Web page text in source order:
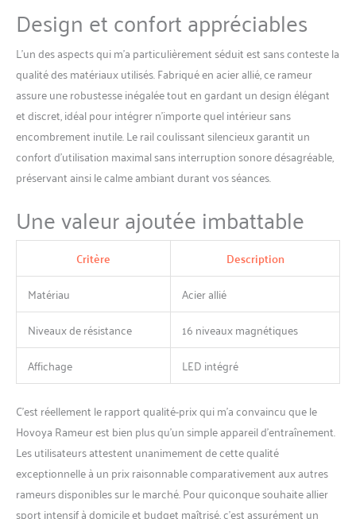
force magnétique puissante
et un aviron quasi silencieux.
Entraînez-vous chez vous à
tout moment sans déranger
votre famille ou vos voisins.
Brûle-graisses efficace pour
tout le corps: Le rameur
Merach sollicite 90 % des
muscles de votre corps. C'est
comme un jogging de 20
minutes. Il brûle
vous aide à perdre du poids
rapidement tout en
sollicitant vos bras, vos
jambes, votre ventre, votre
dos et vos fessiers.
Design et confort appréciables
L’un des aspects qui m’a particulièrement séduit est sans conteste la
qualité des matériaux utilisés. Fabriqué en acier allié, ce rameur
assure une robustesse inégalée tout en gardant un design élégant
et discret, idéal pour intégrer n’importe quel intérieur sans
encombrement inutile. Le rail coulissant silencieux garantit un
confort d’utilisation maximal sans interruption sonore désagréable,
préservant ainsi le calme ambiant durant vos séances.
Une valeur ajoutée imbattable
Critère Description
Matériau
Acier allié
Niveaux de résistance
16 niveaux magnétiques
Affichage
LED intégré
C’est réellement le rapport qualité-prix qui m’a convaincu que le
Hovoya Rameur est bien plus qu’un simple appareil d’entraînement.
Les utilisateurs attestent unanimement de cette qualité
exceptionnelle à un prix raisonnable comparativement aux autres
rameurs disponibles sur le marché. Pour quiconque souhaite allier
sport intensif à domicile et budget maîtrisé, c’est assurément un